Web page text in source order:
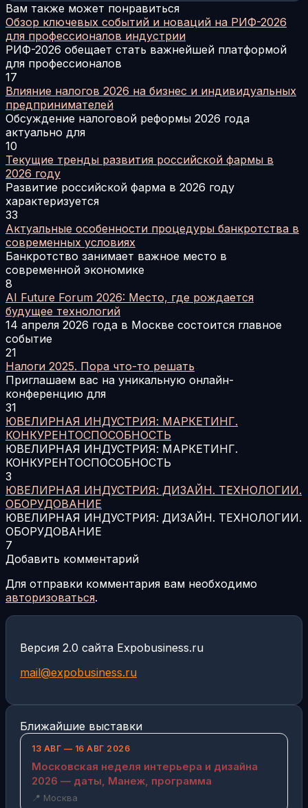
Вам также может понравиться
Обзор ключевых событий и новаций на РИФ-2026
для профессионалов индустрии
РИФ-2026 обещает стать важнейшей платформой
для профессионалов
17
Влияние налогов 2026 на бизнес и индивидуальных
предпринимателей
Обсуждение налоговой реформы 2026 года
актуально для
10
Текущие тренды развития российской фармы в
2026 году
Развитие российской фарма в 2026 году
характеризуется
33
Актуальные особенности процедуры банкротства в
современных условиях
Банкротство занимает важное место в
современной экономике
8
AI Future Forum 2026: Место, где рождается
будущее технологий
14 апреля 2026 года в Москве состоится главное
событие
21
Налоги 2025. Пора что-то решать
Приглашаем вас на уникальную онлайн-
конференцию для
31
ЮВЕЛИРНАЯ ИНДУСТРИЯ: МАРКЕТИНГ.
КОНКУРЕНТОСПОСОБНОСТЬ
ЮВЕЛИРНАЯ ИНДУСТРИЯ: МАРКЕТИНГ.
КОНКУРЕНТОСПОСОБНОСТЬ
3
ЮВЕЛИРНАЯ ИНДУСТРИЯ: ДИЗАЙН. ТЕХНОЛОГИИ.
ОБОРУДОВАНИЕ
ЮВЕЛИРНАЯ ИНДУСТРИЯ: ДИЗАЙН. ТЕХНОЛОГИИ.
ОБОРУДОВАНИЕ
7
Добавить комментарий
Для отправки комментария вам необходимо
авторизоваться.
Версия 2.0 сайта Expobusiness.ru
mail@expobusiness.ru
Ближайшие выставки
13 АВГ — 16 АВГ 2026
Московская неделя интерьера и дизайна
2026 — даты, Манеж, программа
📍 Москва